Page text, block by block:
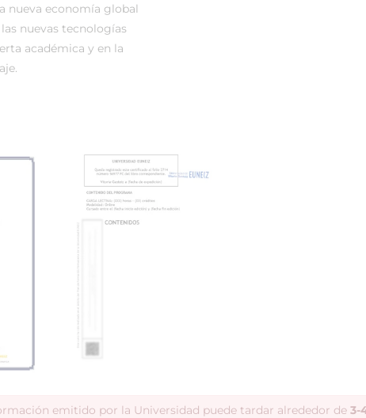
nueva economía global
nuevas tecnologías
académica y en la
emitido por la Universidad puede tardar alrededor de 3-